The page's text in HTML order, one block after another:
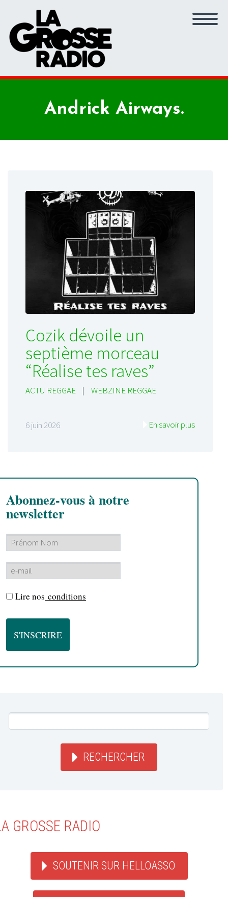
Andrick Airways.
Cozik dévoile un
septième morceau
“Réalise tes raves”
ACTU REGGAE | WEBZINE REGGAE
6 juin 2026 En savoir plus
Abonnez-vous à notre
newsletter
Lire nos conditions
RECHERCHER
GROSSE RADIO
SOUTENIR SUR HELLOASSO